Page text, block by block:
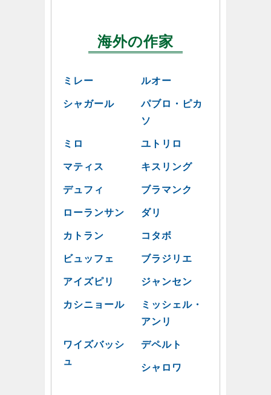
海外の作家
ミレー ルオー
シャガール
パブロ・ピカ
ソ
ミロ ユトリロ
マティス キスリング
デュフィ ブラマンク
ローランサン ダリ
カトラン コタボ
ビュッフェ ブラジリエ
アイズピリ ジャンセン
カシニョール
ミッシェル・
アンリ
ワイズバッシ
ュ
デペルト
シャロワ